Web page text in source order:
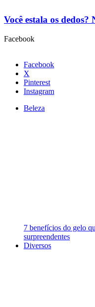
Você estala os
Facebook
Facebook
X
Pinterest
Instagram
Beleza
7 benefícios do gelo
surpreendentes
Diversos